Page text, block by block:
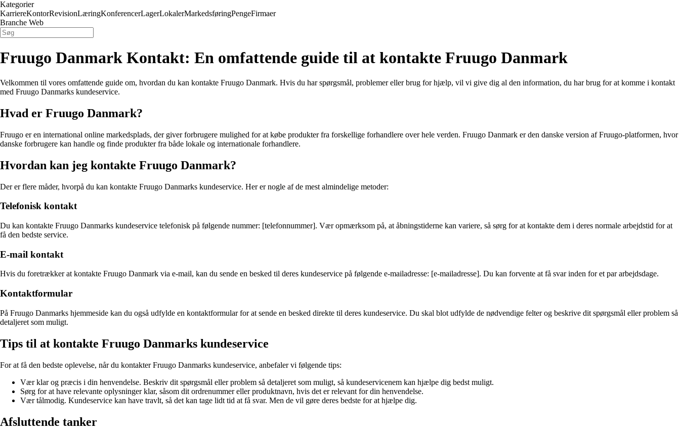
Kategorier
KarriereKontorRevisionLæringKonferencerLagerLokalerMarkedsføringPengeFirmaer
Branche Web
Fruugo Danmark Kontakt: En omfattende guide til at kontakte Fruugo Danmark
Velkommen til vores omfattende guide om, hvordan du kan kontakte Fruugo Danmark. Hvis du har spørgsmål, problemer eller brug for hjælp, vil vi give dig al den information, du har brug for at komme i kontakt
med Fruugo Danmarks kundeservice.
Hvad er Fruugo Danmark?
Fruugo er en international online markedsplads, der giver forbrugere mulighed for at købe produkter fra forskellige forhandlere over hele verden. Fruugo Danmark er den danske version af Fruugo-platformen, hvor
danske forbrugere kan handle og finde produkter fra både lokale og internationale forhandlere.
Hvordan kan jeg kontakte Fruugo Danmark?
Der er flere måder, hvorpå du kan kontakte Fruugo Danmarks kundeservice. Her er nogle af de mest almindelige metoder:
Telefonisk kontakt
Du kan kontakte Fruugo Danmarks kundeservice telefonisk på følgende nummer: [telefonnummer]. Vær opmærksom på, at åbningstiderne kan variere, så sørg for at kontakte dem i deres normale arbejdstid for at
få den bedste service.
E-mail kontakt
Hvis du foretrækker at kontakte Fruugo Danmark via e-mail, kan du sende en besked til deres kundeservice på følgende e-mailadresse: [e-mailadresse]. Du kan forvente at få svar inden for et par arbejdsdage.
Kontaktformular
På Fruugo Danmarks hjemmeside kan du også udfylde en kontaktformular for at sende en besked direkte til deres kundeservice. Du skal blot udfylde de nødvendige felter og beskrive dit spørgsmål eller problem så
detaljeret som muligt.
Tips til at kontakte Fruugo Danmarks kundeservice
For at få den bedste oplevelse, når du kontakter Fruugo Danmarks kundeservice, anbefaler vi følgende tips:
Vær klar og præcis i din henvendelse. Beskriv dit spørgsmål eller problem så detaljeret som muligt, så kundeservicenem kan hjælpe dig bedst muligt.
Sørg for at have relevante oplysninger klar, såsom dit ordrenummer eller produktnavn, hvis det er relevant for din henvendelse.
Vær tålmodig. Kundeservice kan have travlt, så det kan tage lidt tid at få svar. Men de vil gøre deres bedste for at hjælpe dig.
Afsluttende tanker